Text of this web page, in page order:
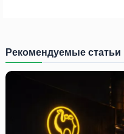
Рекомендуемые статьи